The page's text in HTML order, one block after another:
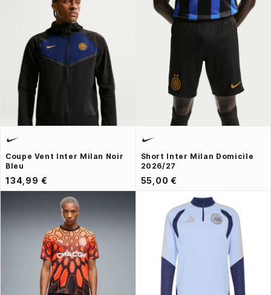
Coupe Vent Inter Milan Noir
Bleu
134,99 €
Short Inter Milan Domicile
2026/27
55,00 €